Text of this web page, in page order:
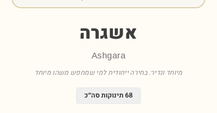
אשגרה
Ashgara
מיוחד ונדיר: בחירה ייחודית למי שמחפש משהו מיוחד
68תינוקות סה״כ